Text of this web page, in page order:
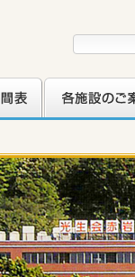
各施設のご案内